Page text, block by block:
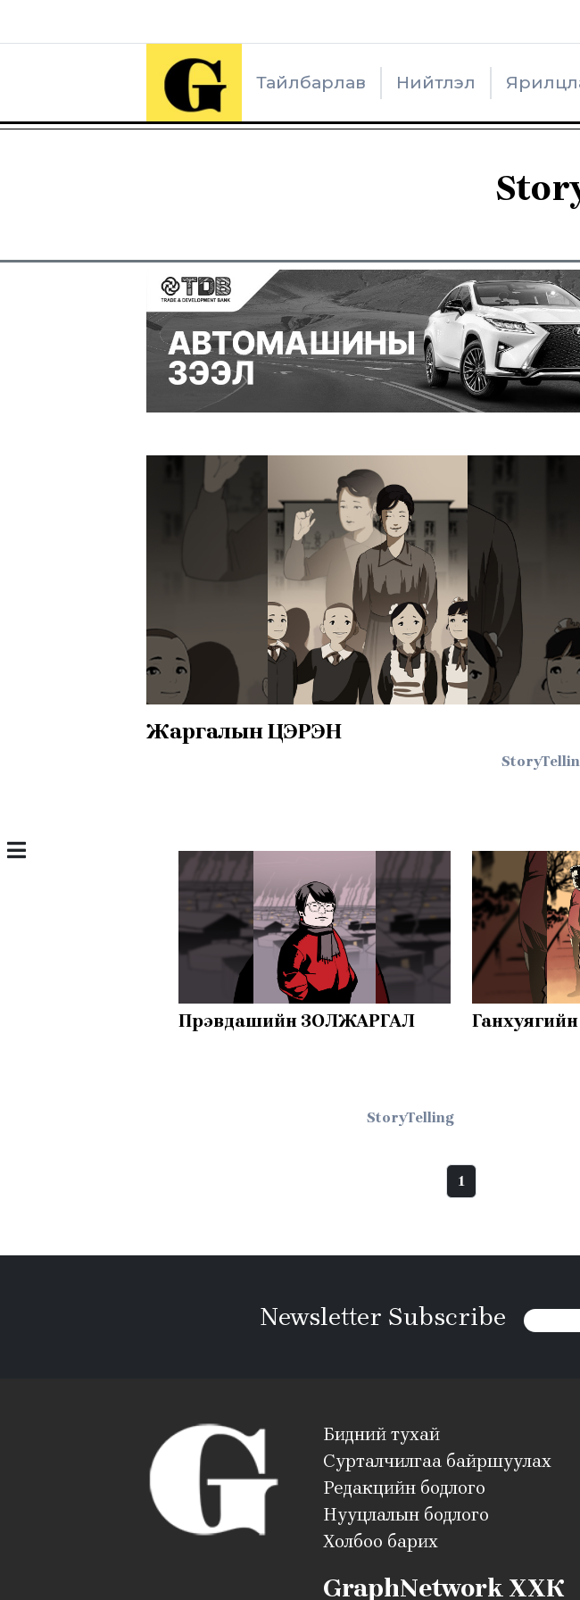
Тайлбарлав Нийтлэл
Жаргалын ЦЭРЭН
Пүрэвдашийн ЗОЛЖАРГАЛ
StoryTelling
1
Newsletter Subscribe
Бидний тухай
Сурталчилгаа байршуулах
Редакцийн бодлого
Нууцлалын бодлого
Холбоо барих
GraphNetwork ХХК